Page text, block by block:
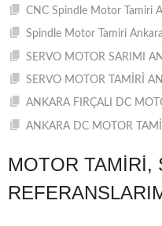
CNC Spindle Motor Tamiri
Spindle Motor Tamiri Ankara
SERVO MOTOR SARIMI
SERVO MOTOR TAMİRİ
ANKARA FIRÇALI DC
ANKARA DC MOTOR
MOTOR TAMIRI,